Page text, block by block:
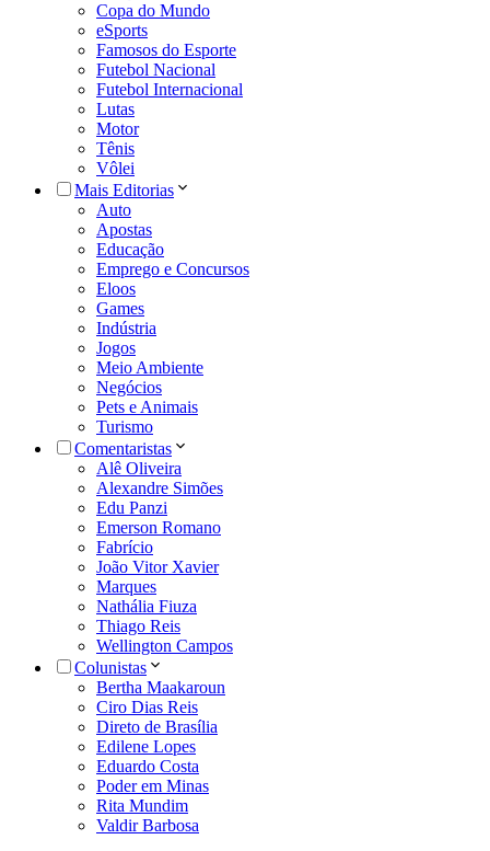
Copa do Mundo
eSports
Famosos do Esporte
Futebol Nacional
Futebol Internacional
Lutas
Motor
Tênis
Vôlei
Mais Editorias
Auto
Apostas
Educação
Emprego e Concursos
Eloos
Games
Indústria
Jogos
Meio Ambiente
Negócios
Pets e Animais
Turismo
Comentaristas
Alê Oliveira
Alexandre Simões
Edu Panzi
Emerson Romano
Fabrício
João Vitor Xavier
Marques
Nathália Fiuza
Thiago Reis
Wellington Campos
Colunistas
Bertha Maakaroun
Ciro Dias Reis
Direto de Brasília
Edilene Lopes
Eduardo Costa
Poder em Minas
Rita Mundim
Valdir Barbosa